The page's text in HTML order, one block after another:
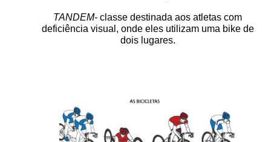
TANDEM- classe destinada aos atletas com
deficiência visual, onde eles utilizam uma bike de
dois lugares.